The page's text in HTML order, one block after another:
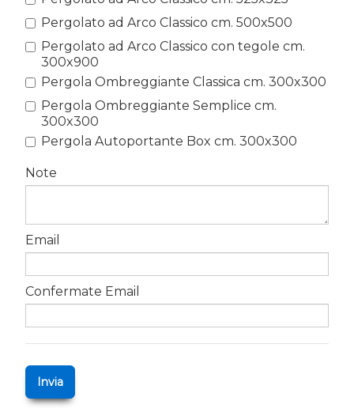
Pergolato ad Arco Classico cm. 500x500
Pergolato ad Arco Classico con tegole cm.
300x900
Pergola Ombreggiante Classica cm. 300x300
Pergola Ombreggiante Semplice cm.
300x300
Pergola Autoportante Box cm. 300x300
Note
Email
Confermate Email
Invia